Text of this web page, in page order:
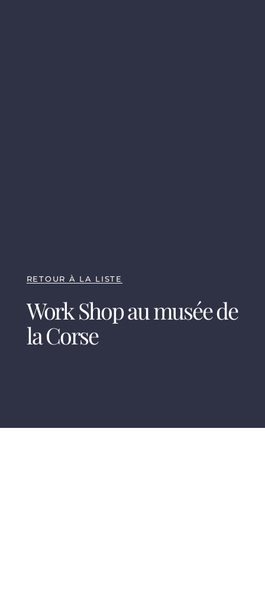
RETOUR À LA LISTE
Work Shop au musée de
la Corse